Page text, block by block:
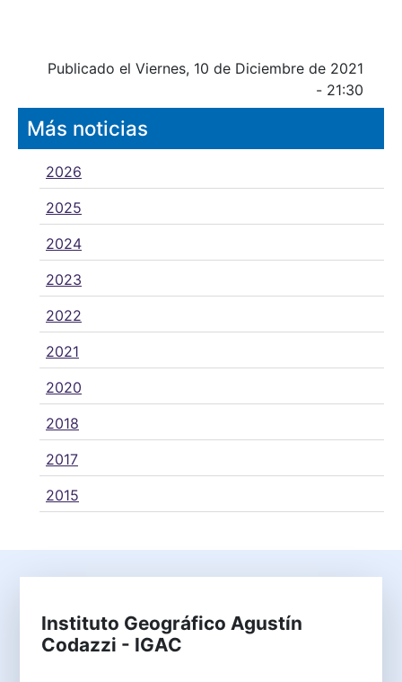
Publicado el Viernes, 10 de Diciembre de 2021
- 21:30
Más noticias
2026
2025
2024
2023
2022
2021
2020
2018
2017
2015
Instituto Geográfico Agustín
Codazzi - IGAC